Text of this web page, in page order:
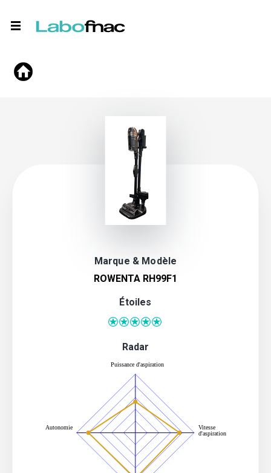
Marque & Modèle
ROWENTA RH99F1
Étoiles
Radar